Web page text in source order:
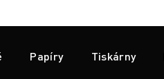
Papíry Tiskárny